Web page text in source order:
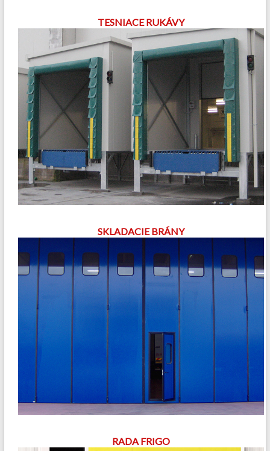
TESNIACE RUKÁVY
SKLADACIE BRÁNY
RADA FRIGO